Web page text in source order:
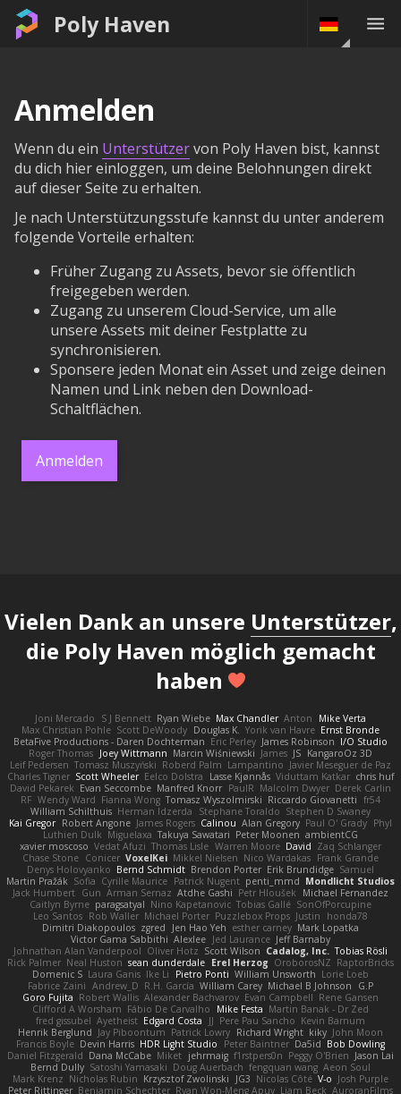
Poly Haven
Anmelden
Wenn du ein Unterstützervon Poly Haven bist, kannst
du dich hier einloggen, um deine Belohnungen direkt
auf dieser Seite zu erhalten.
Je nach Unterstützungsstufe kannst du unter anderem
folgende Vorteile erhalten:
Früher Zugang zu Assets, bevor sie öffentlich
freigegeben werden.
Zugang zu unserem Cloud-Service, um alle
unsere Assets mit deiner Festplatte zu
synchronisieren.
Sponsere jeden Monat ein Asset und zeige deinen
Namen und Link neben den Download-
Schaltflächen.
Anmelden
Vielen Dank an unsere Unterstützer,
die Poly Haven möglich gemacht
haben
Joni Mercado S J Bennett Ryan Wiebe Max Chandler Anton
Mike Verta
Max Christian Pohle Scott DeWoody Douglas K. Yorik van Havre Ernst Bronde
BetaFive Productions - Daren Dochterman Eric Perley James Robinson I/O Studio
Roger Thomas Joey Wittmann Marcin Wiśniewski James JS KangaroOz 3D
Leif Pedersen Tomasz Muszyński Roberd Palm Lampantino Javier Meseguer de Paz
Charles Tigner Scott Wheeler Eelco Dolstra Lasse Kjønnås Viduttam Katkar chris huf
David Pekarek Evan Seccombe Manfred Knorr PaulR Malcolm Dwyer Derek Carlin
RF Wendy Ward Fianna Wong Tomasz Wyszolmirski Riccardo Giovanetti fr54
William Schilthuis Herman Idzerda Stephane Toraldo Stephen D Swaney
Kai Gregor Robert Angone James Rogers Calinou Alan Gregory Paul O' Grady Phyl
Luthien Dulk Miguelaxa Takuya Sawatari Peter Moonen ambientCG
xavier moscoso Vedat Afuzi Thomas Lisle Warren Moore David Zaq Schlanger
Chase Stone Conicer VoxelKei Mikkel Nielsen Nico Wardakas Frank Grande
Denys Holovyanko Bernd Schmidt Brendon Porter Erik Brundidge Samuel
Martin Pražák Sofia Cyrille Maurice Patrick Nugent penti_mmd Mondlicht Studios
Jack Humbert Gun Arman Sernaz Atdhe Gashi Petr Hloušek
Michael Fernandez
Caitlyn Byrne paragsatyal Nino Kapetanovic Tobias Gallé SonOfPorcupine
Leo Santos Rob Waller Michael Porter Puzzlebox Props Justin
honda78
Dimitri Diakopoulos zgred Jen Hao Yeh esther carney Mark Lopatka
Victor Gama Sabbithi Alexlee Jed Laurance Jeff Barnaby
Johnathan Alan Vanderpool Oliver Hotz Scott Wilson Cadalog, Inc. Tobias Rösli
Rick Palmer Neal Huston sean dunderdale Erel Herzog OroborosNZ RaptorBricks
Domenic S Laura Ganis Ike Li Pietro Ponti William Unsworth Lorie Loeb
Fabrice Zaini Andrew_D R.H. García William Carey Michael B Johnson
G.P
Goro Fujita Robert Wallis Alexander Bachvarov Evan Campbell Rene Gansen
Clifford A Worsham Fábio De Carvalho Mike Festa Martin Banak - Dr Zed
fred gissubel Ayetheist Edgard Costa JJ Pere Pau Sancho Kevin Barnum
Henrik Berglund Jay Piboontum Patrick Lowry Richard Wright kiky John Moon
Francis Boyle Devin Harris HDR Light Studio Peter Baintner Da5id Bob Dowling
Daniel Fitzgerald Dana McCabe Miket jehrmaig f1rstpers0n Peggy O'Brien Jason Lai
Bernd Dully Satoshi Yamasaki Doug Auerbach fengquan wang Aeon Soul
Mark Krenz Nicholas Rubin Krzysztof Zwolinski JG3 Nicolas Côté V-o Josh Purple
Peter Rittinger Benjamin Schechter Ryan Won-Meng Apuy Liam Beck AuroranFilms